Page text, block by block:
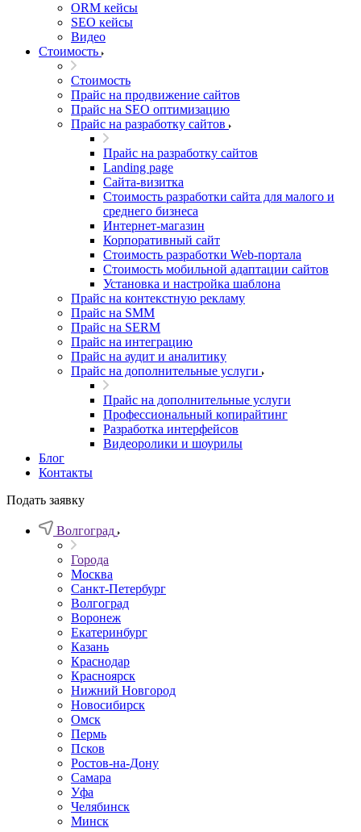
ORM кейсы
SEO кейсы
Видео
Стоимость
Стоимость
Прайс на продвижение сайтов
Прайс на SEO оптимизацию
Прайс на разработку сайтов
Прайс на разработку сайтов
Landing page
Cайта-визитка
Стоимость разработки сайта для малого и
среднего бизнеса
Интернет-магазин
Корпоративный сайт
Стоимость разработки Web-портала
Стоимость мобильной адаптации сайтов
Установка и настройка шаблона
Прайс на контекстную рекламу
Прайс на SMM
Прайс на SERM
Прайс на интеграцию
Прайс на аудит и аналитику
Прайс на дополнительные услуги
Прайс на дополнительные услуги
Профессиональный копирайтинг
Разработка интерфейсов
Видеоролики и шоурилы
Блог
Контакты
Подать заявку
Волгоград
Города
Москва
Санкт-Петербург
Волгоград
Воронеж
Екатеринбург
Казань
Краснодар
Красноярск
Нижний Новгород
Новосибирск
Омск
Пермь
Псков
Ростов-на-Дону
Самара
Уфа
Челябинск
Минск